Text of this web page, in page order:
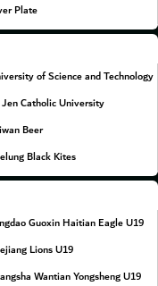
Plate
Jen Catholic University
Beer
Black Kites
Guoxin Haitian Eagle U19
Lions U19
Wantian Yongsheng U19